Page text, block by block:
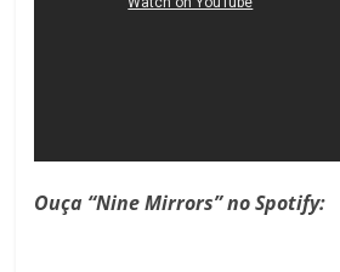
Ouça “Nine Mirrors” no Spotify: